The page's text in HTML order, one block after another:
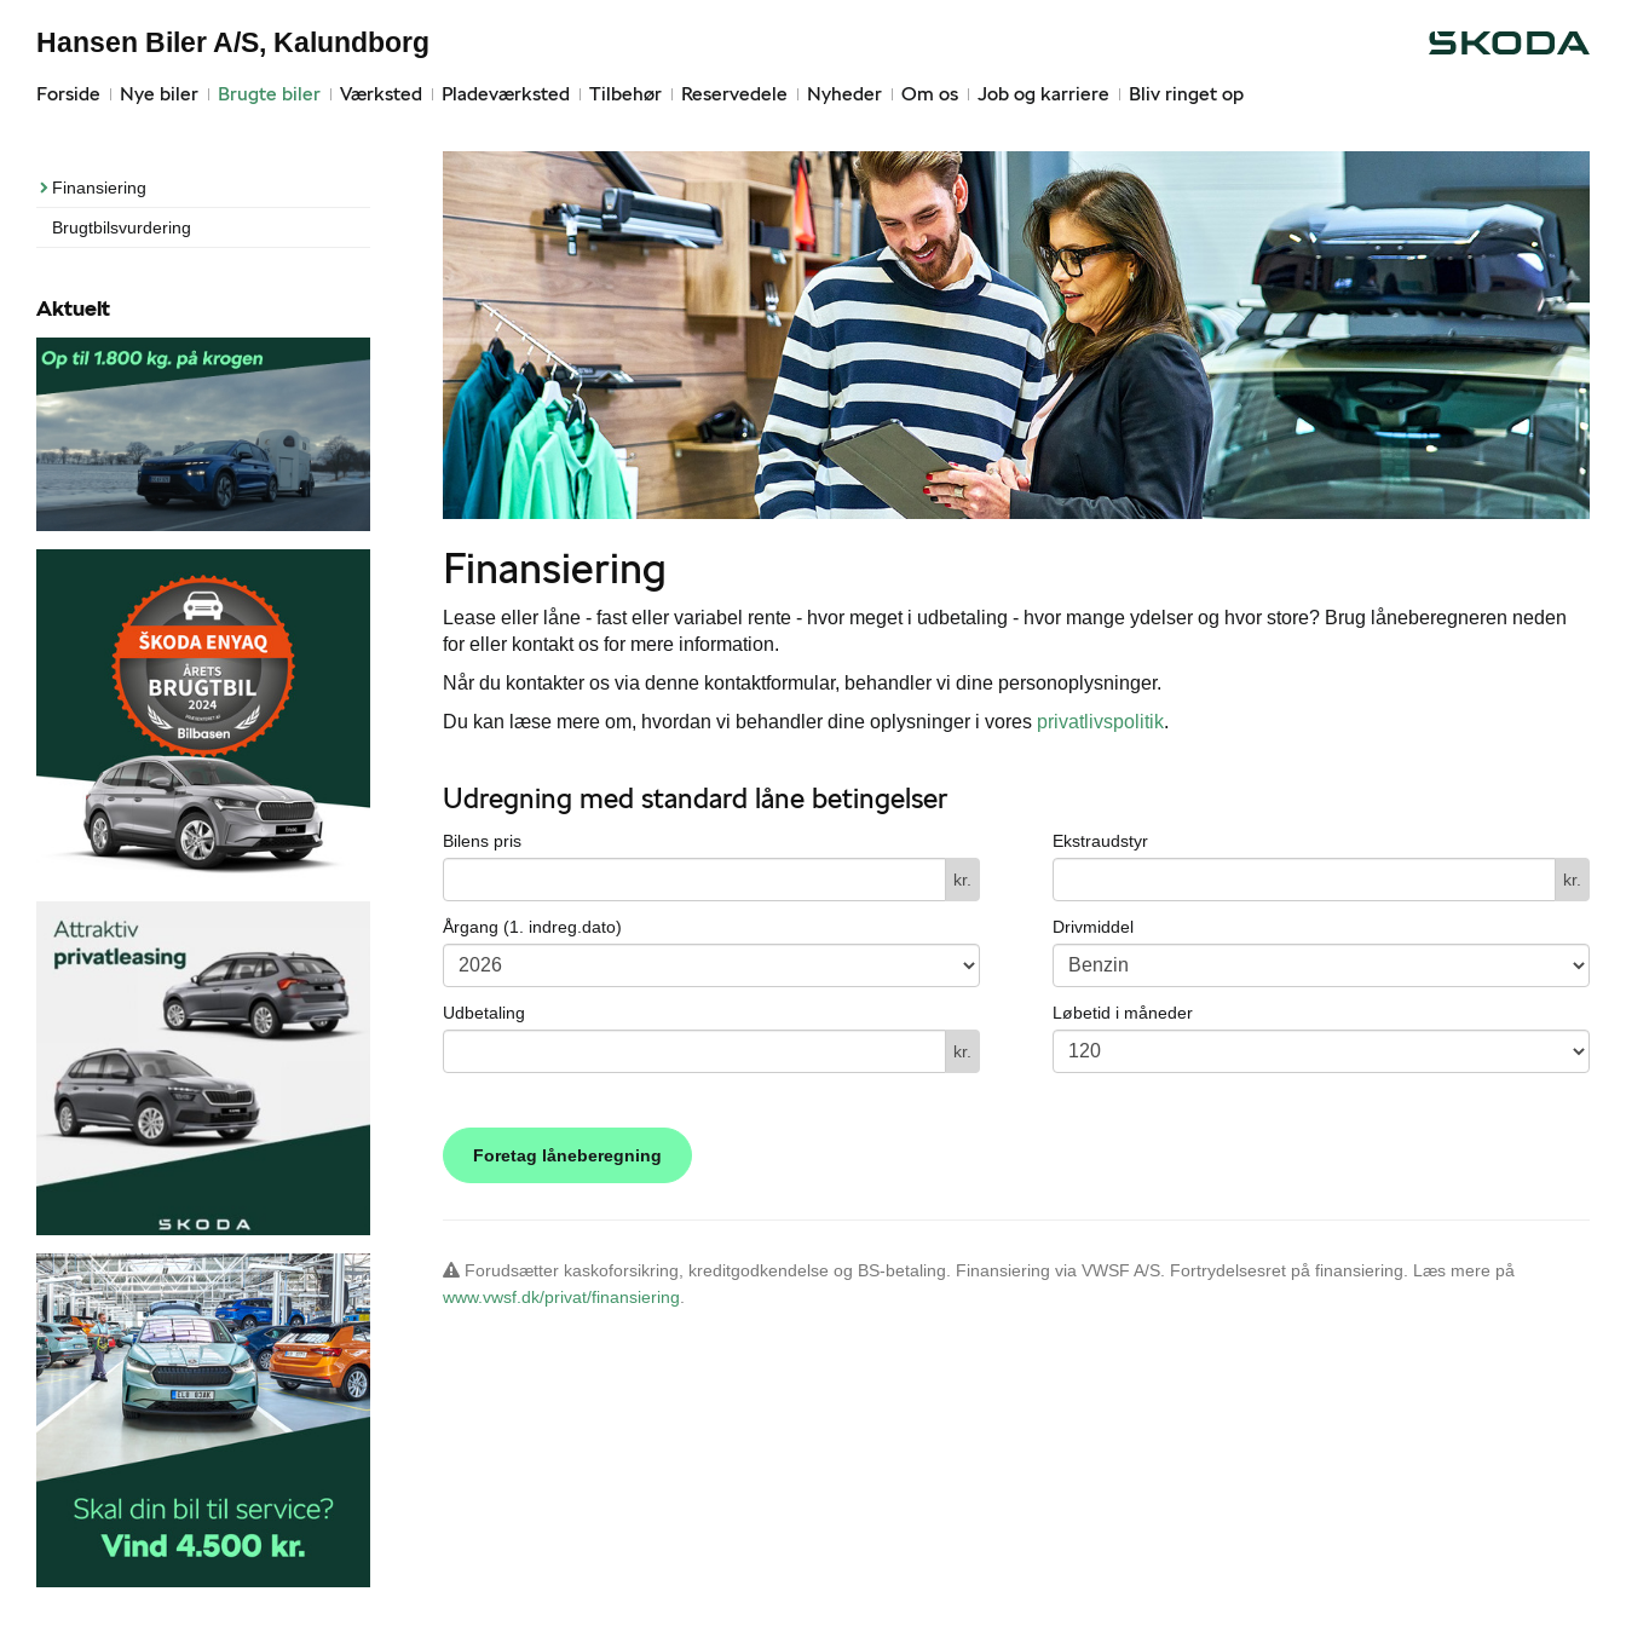
Forside Nye biler Brugte biler Værksted Pladeværksted Tilbehør Reservedele Nyheder Om os Job og karriere Bliv ringet op
Hansen Biler A/S, Kalundborg
Finansiering
Brugtbilsvurdering
Aktuelt
Finansiering
Lease eller låne - fast eller variabel rente - hvor meget i udbetaling - hvor mange ydelser og hvor store? Brug låneberegneren neden
for eller kontakt os for mere information.
Når du kontakter os via denne kontaktformular, behandler vi dine personoplysninger.
Du kan læse mere om, hvordan vi behandler dine oplysninger i vores privatlivspolitik.
Udregning med standard låne betingelser
Bilens pris
kr.
Ekstraudstyr
kr.
Årgang (1. indreg.dato) Drivmiddel
Udbetaling
kr.
Løbetid i måneder
Forudsætter kaskoforsikring, kreditgodkendelse og BS-betaling. Finansiering via VWSF A/S. Fortrydelsesret på finansiering. Læs mere på
www.vwsf.dk/privat/finansiering